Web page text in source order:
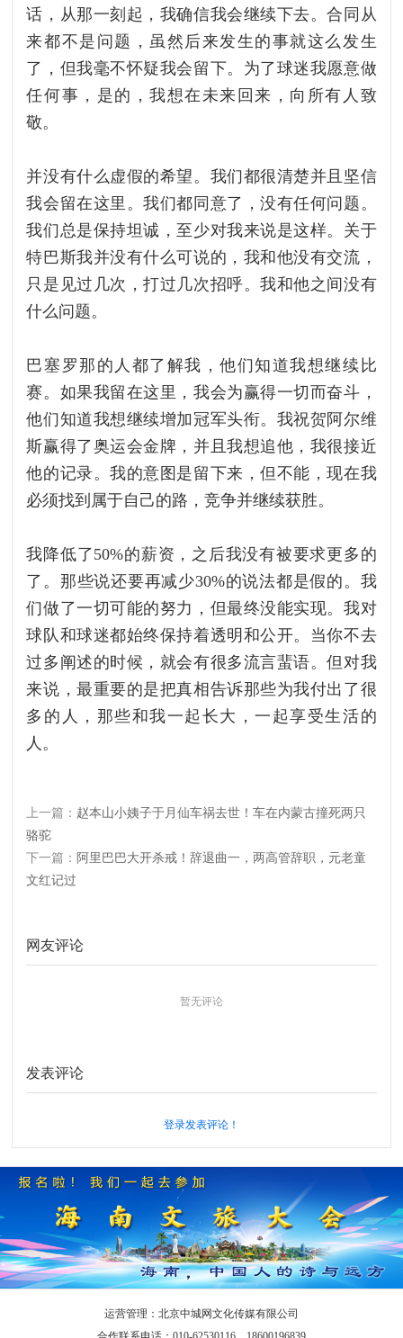
话，从那一刻起，我确信我会继续下去。合同从
来都不是问题，虽然后来发生的事就这么发生
了，但我毫不怀疑我会留下。为了球迷我愿意做
任何事，是的，我想在未来回来，向所有人致
敬。
并没有什么虚假的希望。我们都很清楚并且坚信
我会留在这里。我们都同意了，没有任何问题。
我们总是保持坦诚，至少对我来说是这样。关于
特巴斯我并没有什么可说的，我和他没有交流，
只是见过几次，打过几次招呼。我和他之间没有
什么问题。
巴塞罗那的人都了解我，他们知道我想继续比
赛。如果我留在这里，我会为赢得一切而奋斗，
他们知道我想继续增加冠军头衔。我祝贺阿尔维
斯赢得了奥运会金牌，并且我想追他，我很接近
他的记录。我的意图是留下来，但不能，现在我
必须找到属于自己的路，竞争并继续获胜。
我降低了50%的薪资，之后我没有被要求更多的
了。那些说还要再减少30%的说法都是假的。我
们做了一切可能的努力，但最终没能实现。我对
球队和球迷都始终保持着透明和公开。当你不去
过多阐述的时候，就会有很多流言蜚语。但对我
来说，最重要的是把真相告诉那些为我付出了很
多的人，那些和我一起长大，一起享受生活的
人。
上一篇： 赵本山小姨子于月仙车祸去世！车在内蒙古撞死两只
骆驼
下一篇： 阿里巴巴大开杀戒！辞退曲一，两高管辞职，元老童
文红记过
网友评论
暂无评论
发表评论
登录发表评论！
运营管理：北京中城网文化传媒有限公司